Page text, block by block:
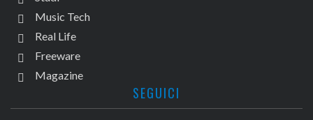
Music Tech
Real Life
Freeware
Magazine
SEGUICI